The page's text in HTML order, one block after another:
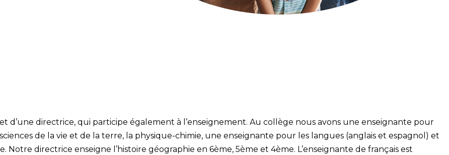
d’une directrice, qui participe également à l’enseignement. Au collège nous avons une enseignante pour
de la vie et de la terre, la physique-chimie, une enseignante pour les langues (anglais et espagnol) et
Notre directrice enseigne l’histoire géographie en 6ème, 5ème et 4ème. L’enseignante de français est